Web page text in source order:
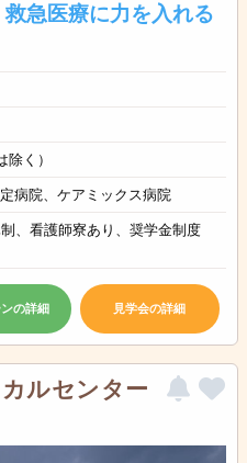
急医療に力を入れる
く）
病院、ケアミックス病院
、看護師寮あり、奨学金制度
の詳細 見学会の詳細
ルセンター